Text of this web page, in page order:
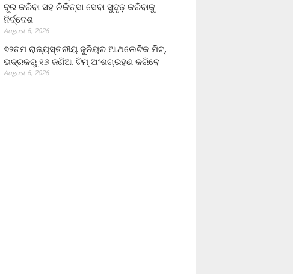
ଦୂର କରିବା ସହ ଚିକିତ୍ସା ସେବା ସୁଦୃଢ଼ କରିବାକୁ
ନିର୍ଦ୍ଦେଶ
August 6, 2026
୭୨ତମ ରାଜ୍ୟସ୍ତରୀୟ ଜୁନିୟର ଆଥଲେଟିକ ମିଟ୍‌,
ଭଦ୍ରକରୁ ୧୬ ଜଣିଆ ଟିମ୍ ଅଂଶଗ୍ରହଣ କରିବେ
August 6, 2026